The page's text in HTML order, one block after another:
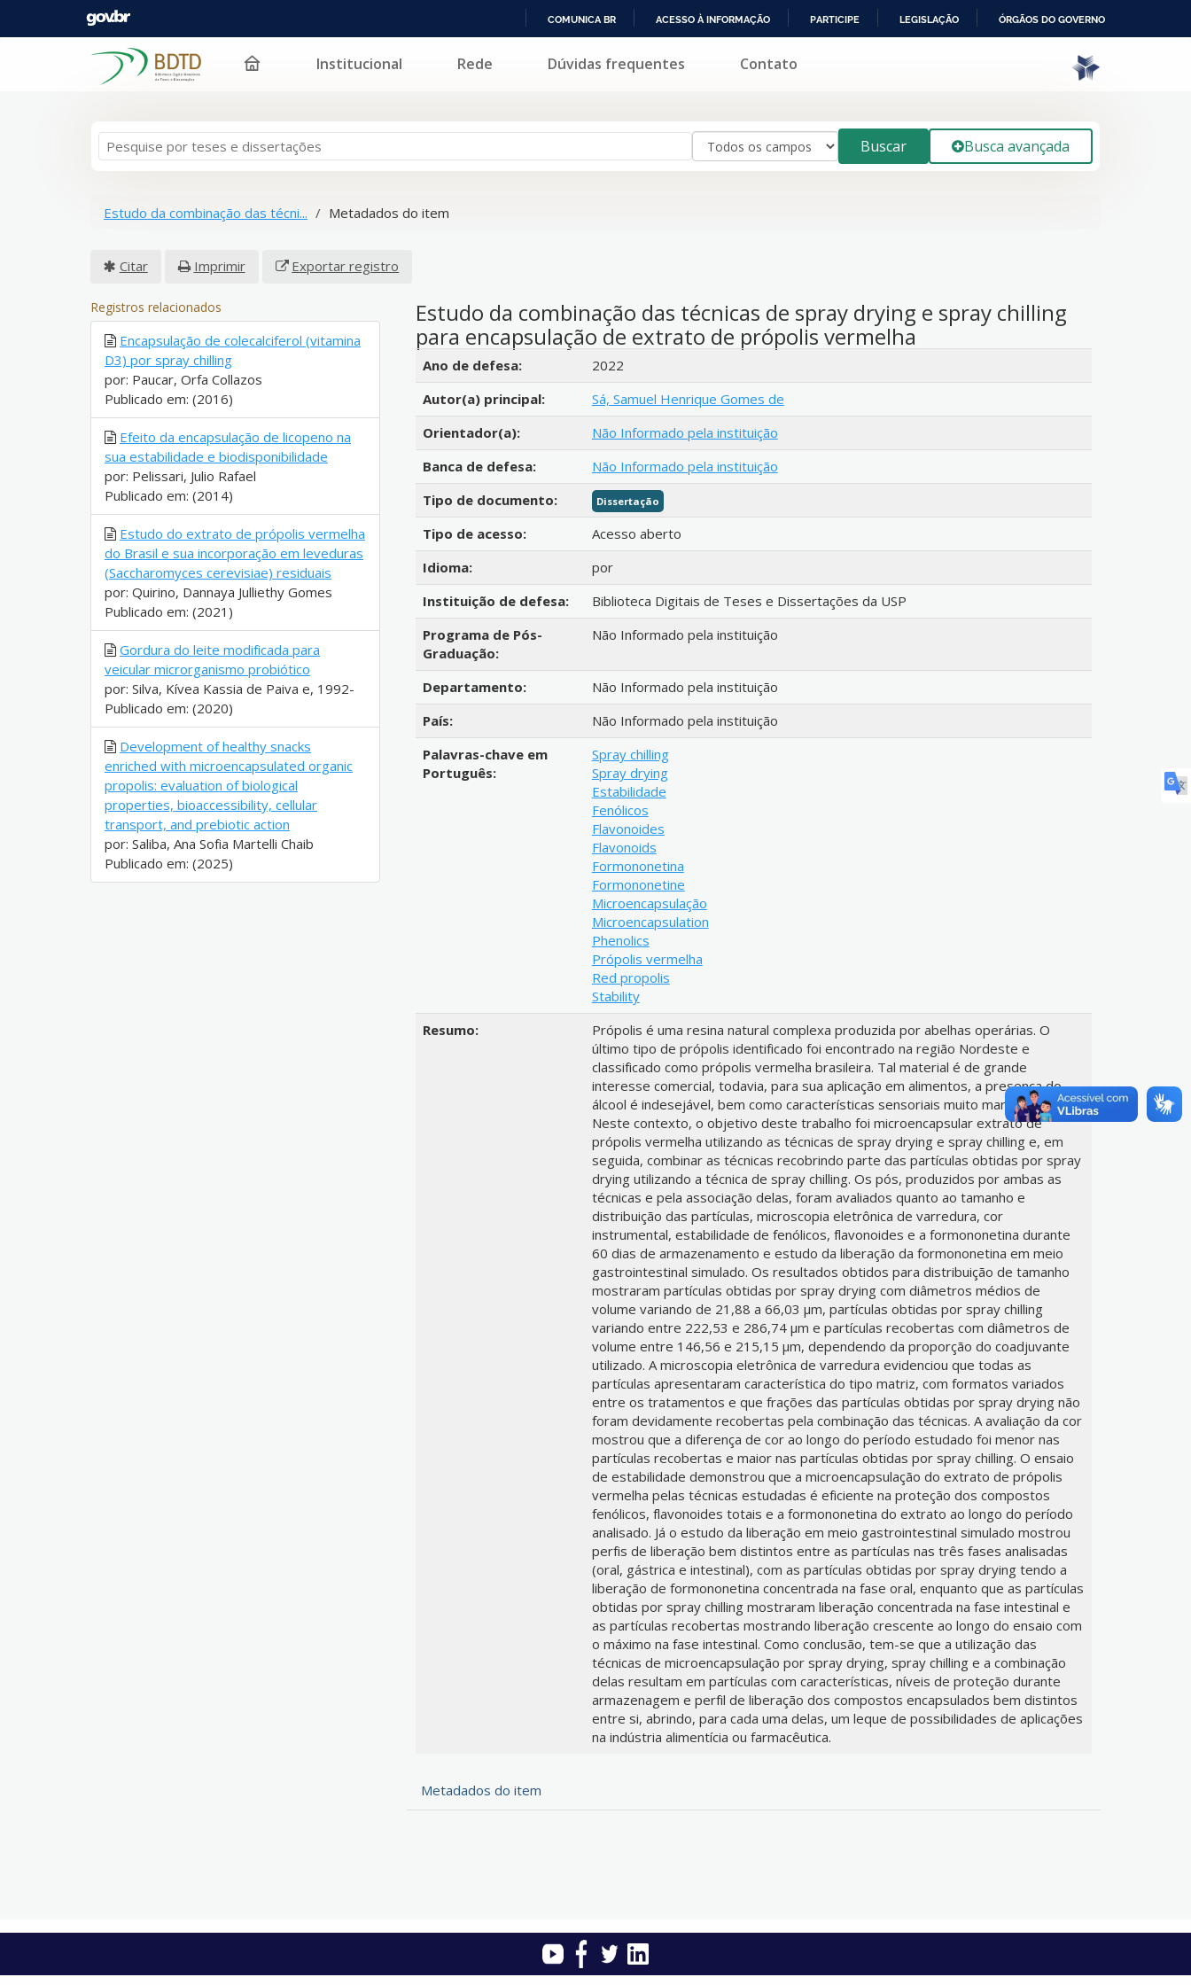
PARA
COMUNICA BR ACESSO À INFORMAÇÃO PARTICIPE LEGISLAÇÃO ÓRGÃOS DO GOVERNO
Pular para o conteúdo Institucional Rede Dúvidas frequentes Contato
Buscar Busca avançada
Estudo da combinação das técni... Metadados do item
Citar Imprimir Exportar registro
Estudo da combinação das técnicas de spray drying e spray chilling
para encapsulação de extrato de própolis vermelha
Detalhes bibliográficos
Ano de defesa:
2022
Autor(a) principal:
Sá, Samuel Henrique Gomes de
Orientador(a):
Não Informado pela instituição
Banca de defesa:
Não Informado pela instituição
Tipo de documento:
Dissertação
Tipo de acesso:
Acesso aberto
Idioma:
por
Instituição de defesa:
Biblioteca Digitais de Teses e Dissertações da USP
Programa de Pós-
Graduação:
Não Informado pela instituição
Departamento:
Não Informado pela instituição
País:
Não Informado pela instituição
Palavras-chave em
Português:
Spray chilling
Spray drying
Estabilidade
Fenólicos
Flavonoides
Flavonoids
Formononetina
Formononetine
Microencapsulação
Microencapsulation
Phenolics
Própolis vermelha
Red propolis
Stability
Resumo:
Própolis é uma resina natural complexa produzida por abelhas operárias. O
último tipo de própolis identificado foi encontrado na região Nordeste e
classificado como própolis vermelha brasileira. Tal material é de grande
interesse comercial, todavia, para sua aplicação em alimentos, a presença do
álcool é indesejável, bem como características sensoriais muito marcantes.
Neste contexto, o objetivo deste trabalho foi microencapsular extrato de
própolis vermelha utilizando as técnicas de spray drying e spray chilling e, em
seguida, combinar as técnicas recobrindo parte das partículas obtidas por spray
drying utilizando a técnica de spray chilling. Os pós, produzidos por ambas as
técnicas e pela associação delas, foram avaliados quanto ao tamanho e
distribuição das partículas, microscopia eletrônica de varredura, cor
instrumental, estabilidade de fenólicos, flavonoides e a formononetina durante
60 dias de armazenamento e estudo da liberação da formononetina em meio
gastrointestinal simulado. Os resultados obtidos para distribuição de tamanho
mostraram partículas obtidas por spray drying com diâmetros médios de
volume variando de 21,88 a 66,03 µm, partículas obtidas por spray chilling
variando entre 222,53 e 286,74 µm e partículas recobertas com diâmetros de
volume entre 146,56 e 215,15 µm, dependendo da proporção do coadjuvante
utilizado. A microscopia eletrônica de varredura evidenciou que todas as
partículas apresentaram característica do tipo matriz, com formatos variados
entre os tratamentos e que frações das partículas obtidas por spray drying não
foram devidamente recobertas pela combinação das técnicas. A avaliação da cor
mostrou que a diferença de cor ao longo do período estudado foi menor nas
partículas recobertas e maior nas partículas obtidas por spray chilling. O ensaio
de estabilidade demonstrou que a microencapsulação do extrato de própolis
vermelha pelas técnicas estudadas é eficiente na proteção dos compostos
fenólicos, flavonoides totais e a formononetina do extrato ao longo do período
analisado. Já o estudo da liberação em meio gastrointestinal simulado mostrou
perfis de liberação bem distintos entre as partículas nas três fases analisadas
(oral, gástrica e intestinal), com as partículas obtidas por spray drying tendo a
liberação de formononetina concentrada na fase oral, enquanto que as partículas
obtidas por spray chilling mostraram liberação concentrada na fase intestinal e
as partículas recobertas mostrando liberação crescente ao longo do ensaio com
o máximo na fase intestinal. Como conclusão, tem-se que a utilização das
técnicas de microencapsulação por spray drying, spray chilling e a combinação
delas resultam em partículas com características, níveis de proteção durante
armazenagem e perfil de liberação dos compostos encapsulados bem distintos
entre si, abrindo, para cada uma delas, um leque de possibilidades de aplicações
na indústria alimentícia ou farmacêutica.
Metadados do item
Registros relacionados
Encapsulação de colecalciferol (vitamina
D3) por spray chilling
por: Paucar, Orfa Collazos
Publicado em: (2016)
Efeito da encapsulação de licopeno na
sua estabilidade e biodisponibilidade
por: Pelissari, Julio Rafael
Publicado em: (2014)
Estudo do extrato de própolis vermelha
do Brasil e sua incorporação em leveduras
(Saccharomyces cerevisiae) residuais
por: Quirino, Dannaya Julliethy Gomes
Publicado em: (2021)
Gordura do leite modificada para
veicular microrganismo probiótico
por: Silva, Kívea Kassia de Paiva e, 1992-
Publicado em: (2020)
Development of healthy snacks
enriched with microencapsulated organic
propolis: evaluation of biological
properties, bioaccessibility, cellular
transport, and prebiotic action
por: Saliba, Ana Sofia Martelli Chaib
Publicado em: (2025)